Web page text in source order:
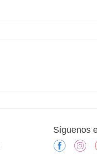
Síguenos